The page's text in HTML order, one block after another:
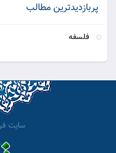
پربازدیدترین مطالب
فلسفه
سایت